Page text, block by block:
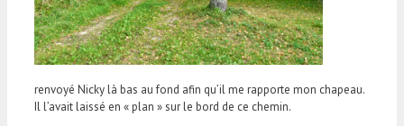
renvoyé Nicky là bas au fond afin qu’il me rapporte mon chapeau.
Il l’avait laissé en « plan » sur le bord de ce chemin.